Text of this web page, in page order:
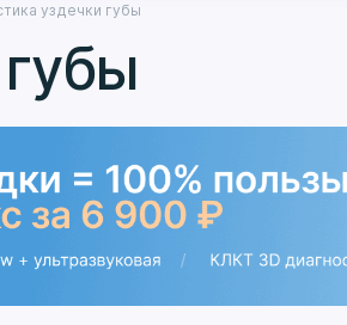
уздечки губы